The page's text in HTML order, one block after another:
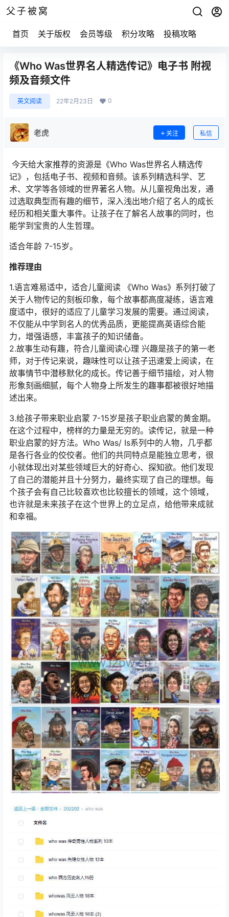
父子被窝
首页 关于版权 会员等级 积分攻略 投稿攻略
《Who Was世界名人精选传记》电子书 附视
频及音频文件
英文阅读 22年2月23日 0
老虎 关注 私信
今天给大家推荐的资源是《Who Was世界名人精选传
记》，包括电子书、视频和音频。该系列精选科学、艺
术、文学等各领域的世界著名人物。从儿童视角出发，通
过选取典型而有趣的细节，深入浅出地介绍了名人的成长
经历和相关重大事件。让孩子在了解名人故事的同时，也
能学到宝贵的人生哲理。
适合年龄 7-15岁。
推荐理由
1.语言难易适中，适合儿童阅读 《Who Was》系列打破了
关于人物传记的刻板印象，每个故事都高度凝练，语言难
度适中，很好的适应了儿童学习发展的需要。通过阅读，
不仅能从中学到名人的优秀品质，更能提高英语综合能
力，增强语感，丰富孩子的知识储备。
2.故事生动有趣，符合儿童阅读心理 兴趣是孩子的第一老
师，对于传记来说，趣味性可以让孩子迅速爱上阅读，在
故事情节中潜移默化的成长。传记善于细节描绘，对人物
形象刻画细腻，每个人物身上所发生的趣事都被很好地描
述出来。
3.给孩子带来职业启蒙 7-15岁是孩子职业启蒙的黄金期。
在这个过程中，榜样的力量是无穷的。读传记，就是一种
职业启蒙的好方法。Who Was/ Is系列中的人物，几乎都
是各行各业的佼佼者。他们的共同特点是能独立思考，很
小就体现出对某些领域巨大的好奇心、探知欲。他们发现
了自己的潜能并且十分努力，最终实现了自己的理想。每
个孩子会有自己比较喜欢也比较擅长的领域，这个领域，
也许就是未来孩子在这个世界上的立足点，给他带来成就
和幸福。